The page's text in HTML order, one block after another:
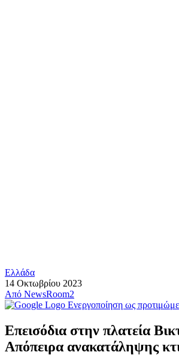
Ελλάδα
14 Οκτωβρίου 2023
Από NewsRoom2
Ενεργοποίηση ως
Επεισόδια στην πλατεία
Απόπειρα ανακατάληψης